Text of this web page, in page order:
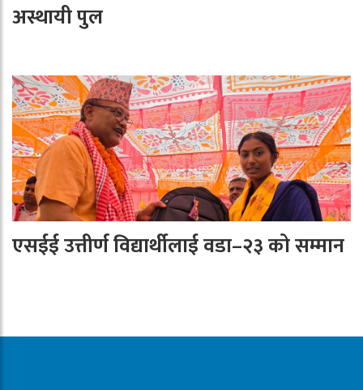
अस्थायी पुल
एसईई उत्तीर्ण विद्यार्थीलाई वडा–२३ को सम्मान